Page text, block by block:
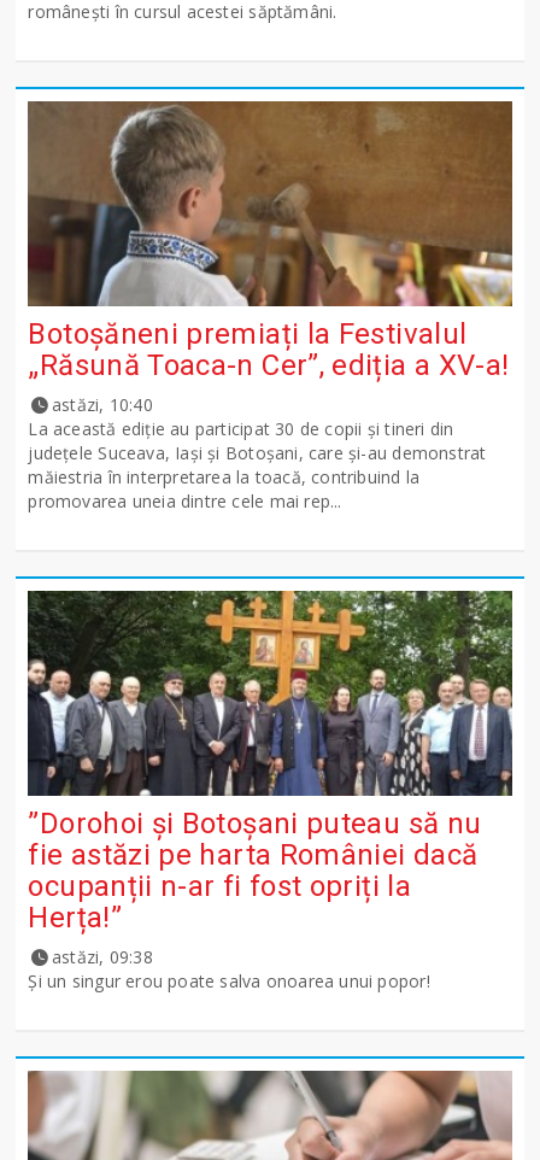
românești în cursul acestei săptămâni.
Botoșăneni premiați la Festivalul
„Răsună Toaca-n Cer”, ediția a XV-a!
astăzi, 10:40
La această ediție au participat 30 de copii și tineri din
județele Suceava, Iași și Botoșani, care și-au demonstrat
măiestria în interpretarea la toacă, contribuind la
promovarea uneia dintre cele mai rep...
”Dorohoi și Botoșani puteau să nu
fie astăzi pe harta României dacă
ocupanții n-ar fi fost opriți la
Herța!”
astăzi, 09:38
Și un singur erou poate salva onoarea unui popor!